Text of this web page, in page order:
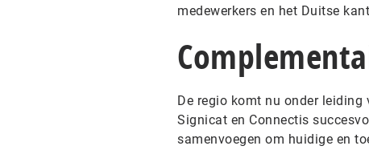
medewerkers en het Duitse
De regio komt nu onder
Signicat en Connectis
samenvoegen om huidige en